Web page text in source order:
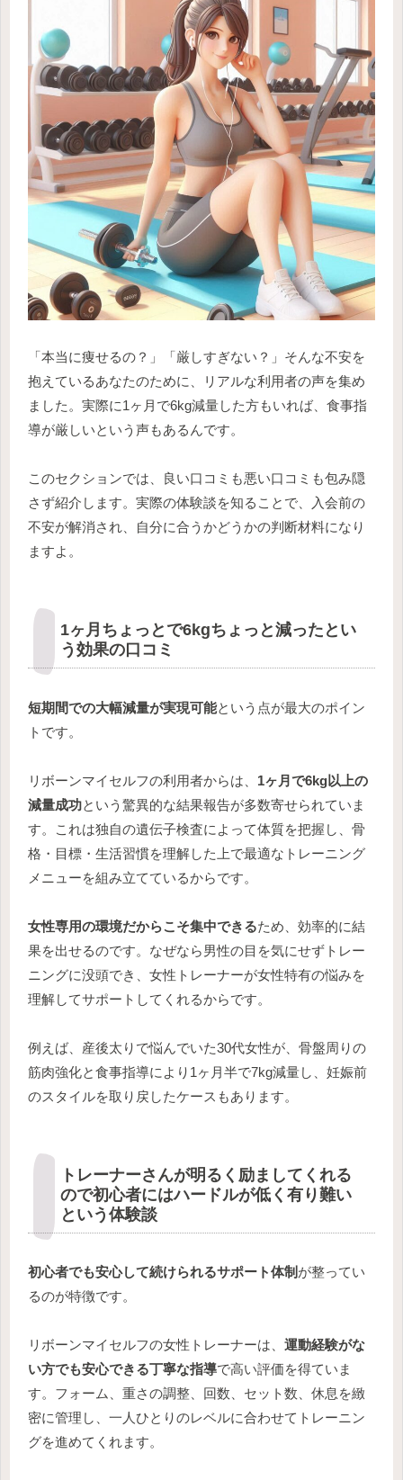
「本当に痩せるの？」「厳しすぎない？」そんな不安を
抱えているあなたのために、リアルな利用者の声を集め
ました。実際に1ヶ月で6kg減量した方もいれば、食事指
導が厳しいという声もあるんです。
このセクションでは、良い口コミも悪い口コミも包み隠
さず紹介します。実際の体験談を知ることで、入会前の
不安が解消され、自分に合うかどうかの判断材料になり
ますよ。
1ヶ月ちょっとで6kgちょっと減ったとい
う効果の口コミ
短期間での大幅減量が実現可能という点が最大のポイン
トです。
リボーンマイセルフの利用者からは、 1ヶ月で6kg以上の
減量成功という驚異的な結果報告が多数寄せられていま
す。これは独自の遺伝子検査によって体質を把握し、骨
格・目標・生活習慣を理解した上で最適なトレーニング
メニューを組み立てているからです。
女性専用の環境だからこそ集中できるため、効率的に結
果を出せるのです。なぜなら男性の目を気にせずトレー
ニングに没頭でき、女性トレーナーが女性特有の悩みを
理解してサポートしてくれるからです。
例えば、産後太りで悩んでいた30代女性が、骨盤周りの
筋肉強化と食事指導により1ヶ月半で7kg減量し、妊娠前
のスタイルを取り戻したケースもあります。
トレーナーさんが明るく励ましてくれる
ので初心者にはハードルが低く有り難い
という体験談
初心者でも安心して続けられるサポート体制 が整ってい
るのが特徴です。
リボーンマイセルフの女性トレーナーは、 運動経験がな
い方でも安心できる丁寧な指導で高い評価を得ていま
す。フォーム、重さの調整、回数、セット数、休息を緻
密に管理し、一人ひとりのレベルに合わせてトレーニン
グを進めてくれます。